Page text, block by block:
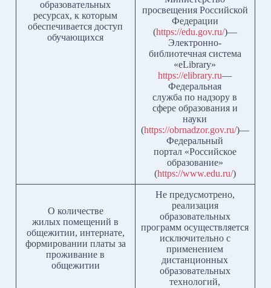
образовательных
ресурсах, к которым
обеспечивается доступ
обучающихся
просвещения Российской
Федерации
(https://edu.gov.ru/)—
Электронно-
библиотечная система
«eLibrary»
https://elibrary.ru—
Федеральная
служба по надзору в
сфере образования и
науки
(https://obrnadzor.gov.ru/)—
Федеральный
портал «Российское
образование»
(https://www.edu.ru/)
О количестве
жилых помещений в
общежитии, интернате,
формировании платы за
проживание в
общежитии
Не предусмотрено,
реализация
образовательных
программ осуществляется
исключительно с
применением
дистанционных
образовательных
технологий,